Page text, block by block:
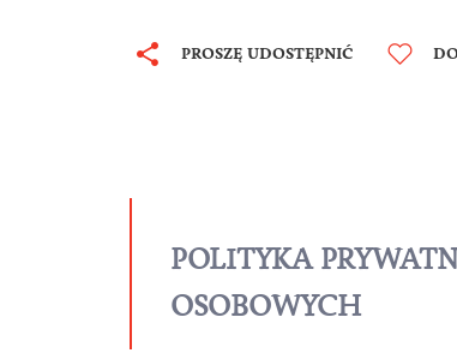
PROSZĘ UDOSTĘPNIĆ
POLITYKA
OSOBOWYCH